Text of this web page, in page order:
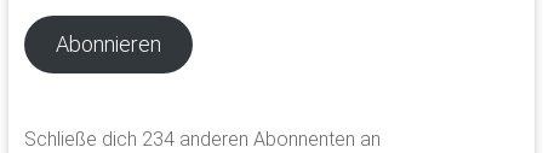
Abonnieren
Schließe dich 234 anderen Abonnenten an